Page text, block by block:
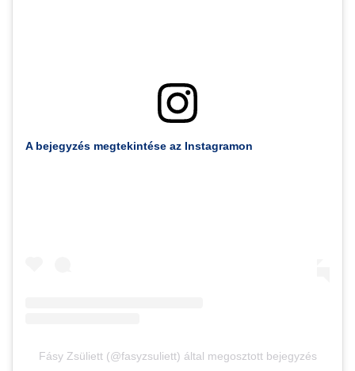
A bejegyzés megtekintése az Instagramon
Fásy Zsüliett (@fasyzsuliett) által megosztott bejegyzés